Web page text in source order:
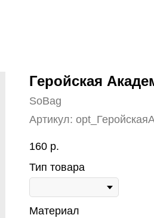
Геройская
SoBag
Артикул:
160 р.
Тип товара
Материал